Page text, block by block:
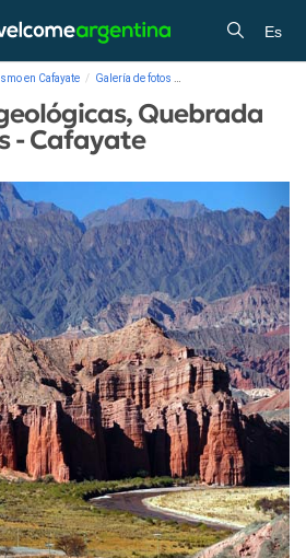
Es
en Cafayate Galería de fotos
Quebrada
- Cafayate